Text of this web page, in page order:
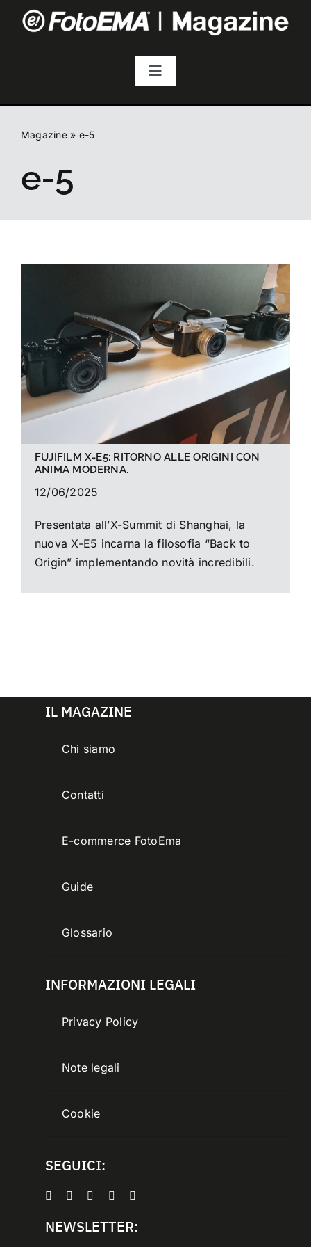
Toggle
Fotografia
La foto del mese
Guide
Cerca
Magazine» e-5
e-5
FUJIFILM X-E5: RITORNO ALLE ORIGINI CON
ANIMA MODERNA.
12/06/2025
Presentata all’X-Summit di Shanghai, la
nuova X-E5 incarna la filosofia “Back to
Origin” implementando novità incredibili.
IL MAGAZINE
Chi siamo
Contatti
E-commerce FotoEma
Guide
Glossario
INFORMAZIONI LEGALI
Privacy Policy
Note legali
Cookie
SEGUICI:
NEWSLETTER: